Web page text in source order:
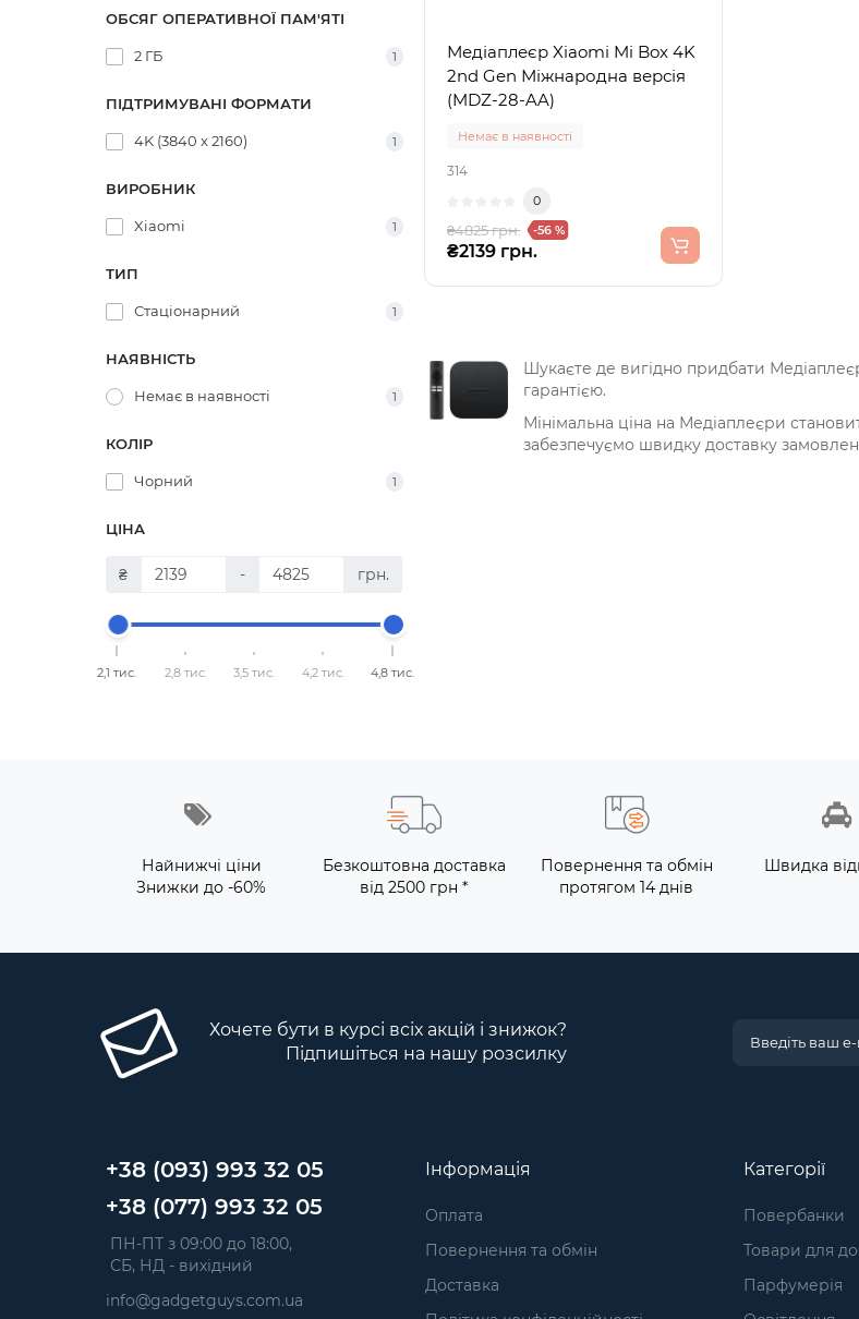
ОБСЯГ ОПЕРАТИВНОЇ ПАМ'ЯТІ
2 ГБ 1
ПІДТРИМУВАНІ ФОРМАТИ
4K (3840 x 2160) 1
ВИРОБНИК
Xiaomi 1
ТИП
Стаціонарний 1
НАЯВНІСТЬ
Немає в наявності 1
КОЛІР
Чорний 1
ЦІНА
₴ - грн.
2,1 тис. 2,8 тис. 3,5 тис. 4,2 тис. 4,8 тис.
Медіаплеєр Xiaomi Mi Box 4K
2nd Gen Міжнародна версія
(MDZ-28-AA)
Немає в наявності
314
0
₴4825 грн. -56 %
₴2139 грн.
Шукаєте де вигідно придбати
гарантією.
Мінімальна ціна на Медіаплеєри
забезпечуємо швидку доставку
Найнижчі ціни
Знижки до -60%
Безкоштовна доставка
від 2500 грн *
Повернення та обмін
протягом 14 днів
Швидка
Хочете бути в курсі всіх акцій і знижок?
Підпишіться на нашу розсилку
+38 (093) 993 32 05
+38 (077) 993 32 05
ПН-ПТ з 09:00 до 18:00,
СБ, НД - вихідний
info@gadgetguys.com.ua
Інформація
Оплата
Повернення та обмін
Доставка
Категорії
Повербанки
Товари для
Парфумерія